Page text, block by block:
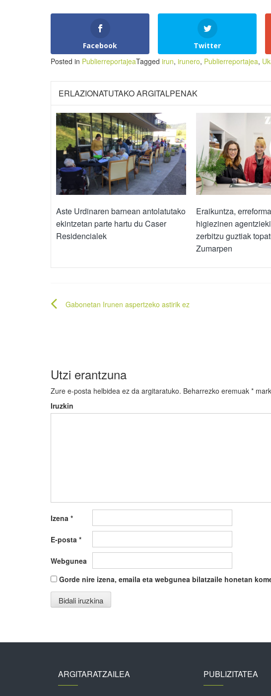
Facebook Twitter
Posted in PublierreportajeaTagged irun, irunero, Publierreportajea,
ERLAZIONATUTAKO ARGITALPENAK
Aste Urdinaren barnean antolatutako
ekintzetan parte hartu du Caser
Residencialek
Eraikuntza,
higiezinen
zerbitzu guztiak
Zumarpen
Bidalketetan
Gabonetan Irunen aspertzeko astirik ez
Utzi erantzuna
Zure e-posta helbidea ez da argitaratuko. Beharrezko eremuak *
Iruzkin
Izena *
E-posta *
Webgunea
Gorde nire izena, emaila eta webgunea bilatzaile honetan
ARGITARATZAILEA PUBLIZITATEA